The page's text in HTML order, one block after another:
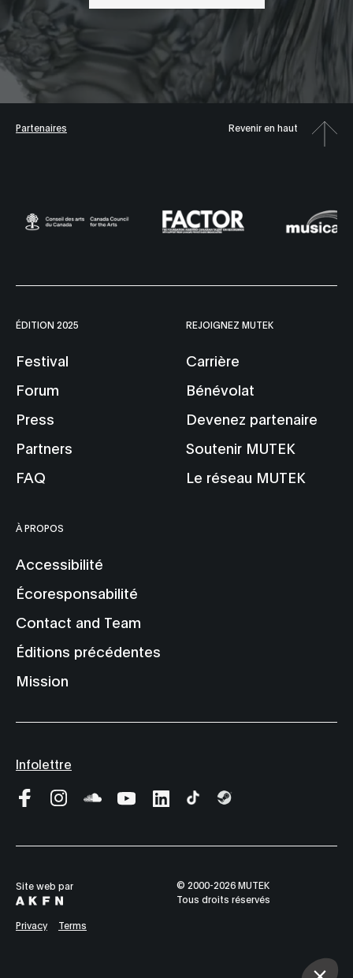
Partenaires Revenir en haut
ÉDITION 2025
Festival
Forum
Press
Partners
FAQ
REJOIGNEZ MUTEK
Carrière
Bénévolat
Devenez partenaire
Soutenir MUTEK
Le réseau MUTEK
À PROPOS
Accessibilité
Écoresponsabilité
Contact and Team
Éditions précédentes
Mission
Infolettre
Site web par
© 2000-2026 MUTEK
Tous droits réservés
Privacy Terms